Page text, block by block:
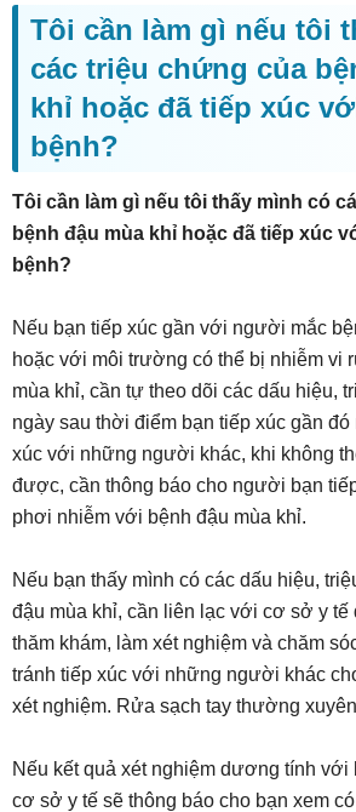
Tôi cần làm gì nếu tôi
các triệu chứng của
khỉ hoặc đã tiếp xúc
bệnh?
Tôi cần làm gì nếu tôi thấy mình có
bệnh đậu mùa khỉ hoặc đã tiếp xúc
bệnh?
Nếu bạn tiếp xúc gần với người mắc
hoặc với môi trường có thể bị nhiễm vi
mùa khỉ, cần tự theo dõi các dấu hiệu,
ngày sau thời điểm bạn tiếp xúc gần đó
xúc với những người khác, khi không
được, cần thông báo cho người bạn
phơi nhiễm với bệnh đậu mùa khỉ.
Nếu bạn thấy mình có các dấu hiệu,
đậu mùa khỉ, cần liên lạc với cơ sở y
thăm khám, làm xét nghiệm và chăm
tránh tiếp xúc với những người khác
xét nghiệm. Rửa sạch tay thường
Nếu kết quả xét nghiệm dương tính với
cơ sở y tế sẽ thông báo cho bạn xem